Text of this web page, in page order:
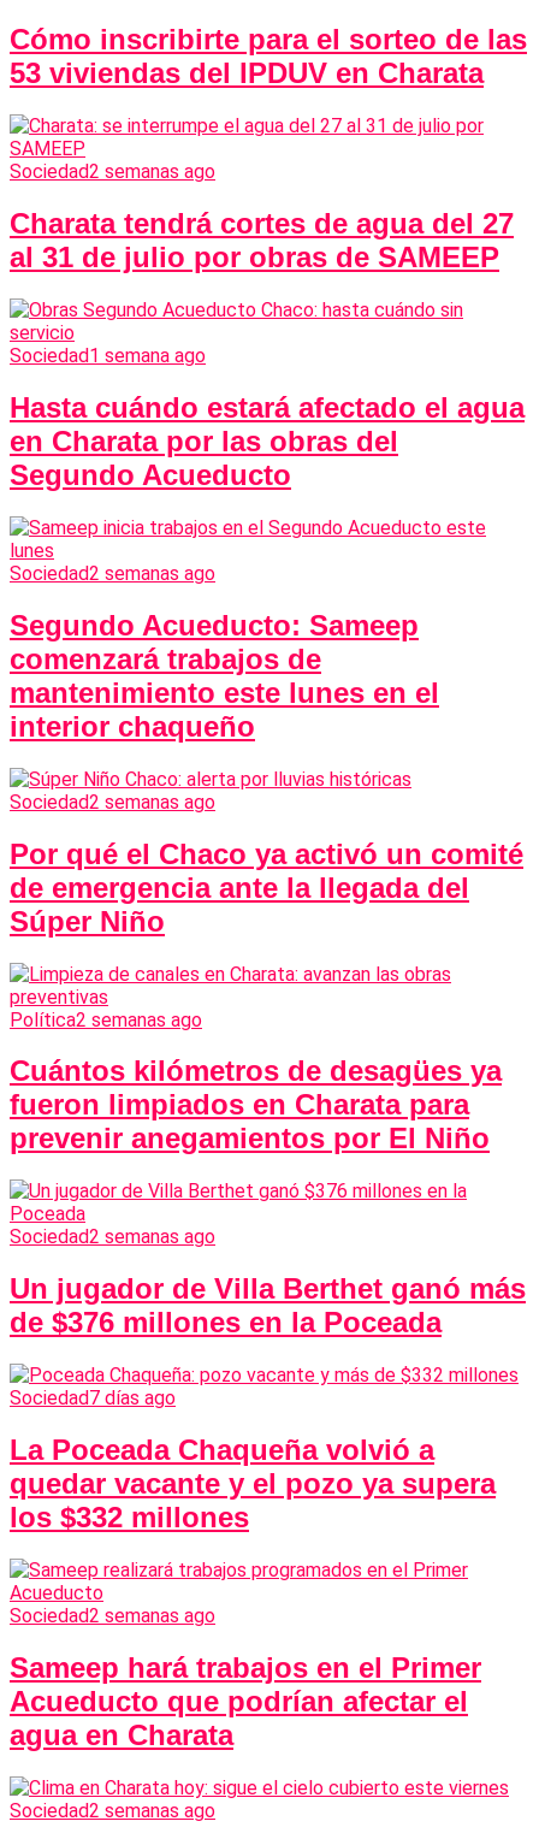
Cómo inscribirte para el sorteo de las
53 viviendas del IPDUV en Charata
Sociedad2 semanas ago
Charata tendrá cortes de agua del 27
al 31 de julio por obras de SAMEEP
Sociedad1 semana ago
Hasta cuándo estará afectado el agua
en Charata por las obras del
Segundo Acueducto
Sociedad2 semanas ago
Segundo Acueducto: Sameep
comenzará trabajos de
mantenimiento este lunes en el
interior chaqueño
Sociedad2 semanas ago
Por qué el Chaco ya activó un comité
de emergencia ante la llegada del
Súper Niño
Política2 semanas ago
Cuántos kilómetros de desagües ya
fueron limpiados en Charata para
prevenir anegamientos por El Niño
Sociedad2 semanas ago
Un jugador de Villa Berthet ganó más
de $376 millones en la Poceada
Sociedad7 días ago
La Poceada Chaqueña volvió a
quedar vacante y el pozo ya supera
los $332 millones
Sociedad2 semanas ago
Sameep hará trabajos en el Primer
Acueducto que podrían afectar el
agua en Charata
Sociedad2 semanas ago